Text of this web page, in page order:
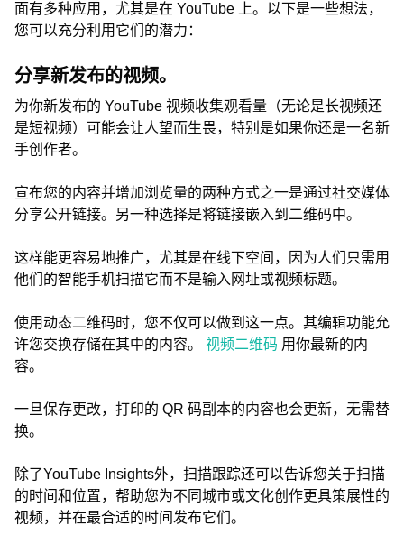
面有多种应用，尤其是在 YouTube 上。以下是一些想法，
您可以充分利用它们的潜力：
分享新发布的视频。
为你新发布的 YouTube 视频收集观看量（无论是长视频还
是短视频）可能会让人望而生畏，特别是如果你还是一名新
手创作者。
宣布您的内容并增加浏览量的两种方式之一是通过社交媒体
分享公开链接。另一种选择是将链接嵌入到二维码中。
这样能更容易地推广，尤其是在线下空间，因为人们只需用
他们的智能手机扫描它而不是输入网址或视频标题。
使用动态二维码时，您不仅可以做到这一点。其编辑功能允
许您交换存储在其中的内容。 视频二维码 用你最新的内
容。
一旦保存更改，打印的 QR 码副本的内容也会更新，无需替
换。
除了YouTube Insights外，扫描跟踪还可以告诉您关于扫描
的时间和位置，帮助您为不同城市或文化创作更具策展性的
视频，并在最合适的时间发布它们。